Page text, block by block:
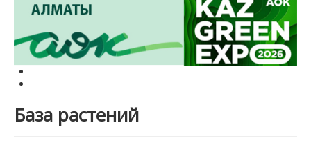
База растений